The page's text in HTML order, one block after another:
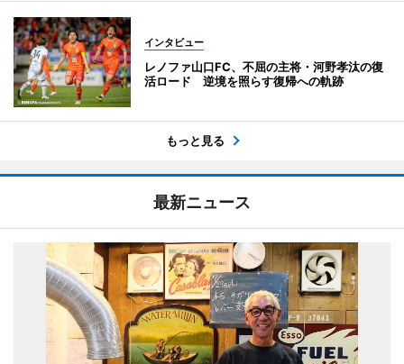
インタビュー
レノファ山口FC、不屈の主将・河野孝汰の復
活ロード 逆境を照らす復帰への軌跡
もっと見る
最新ニュース